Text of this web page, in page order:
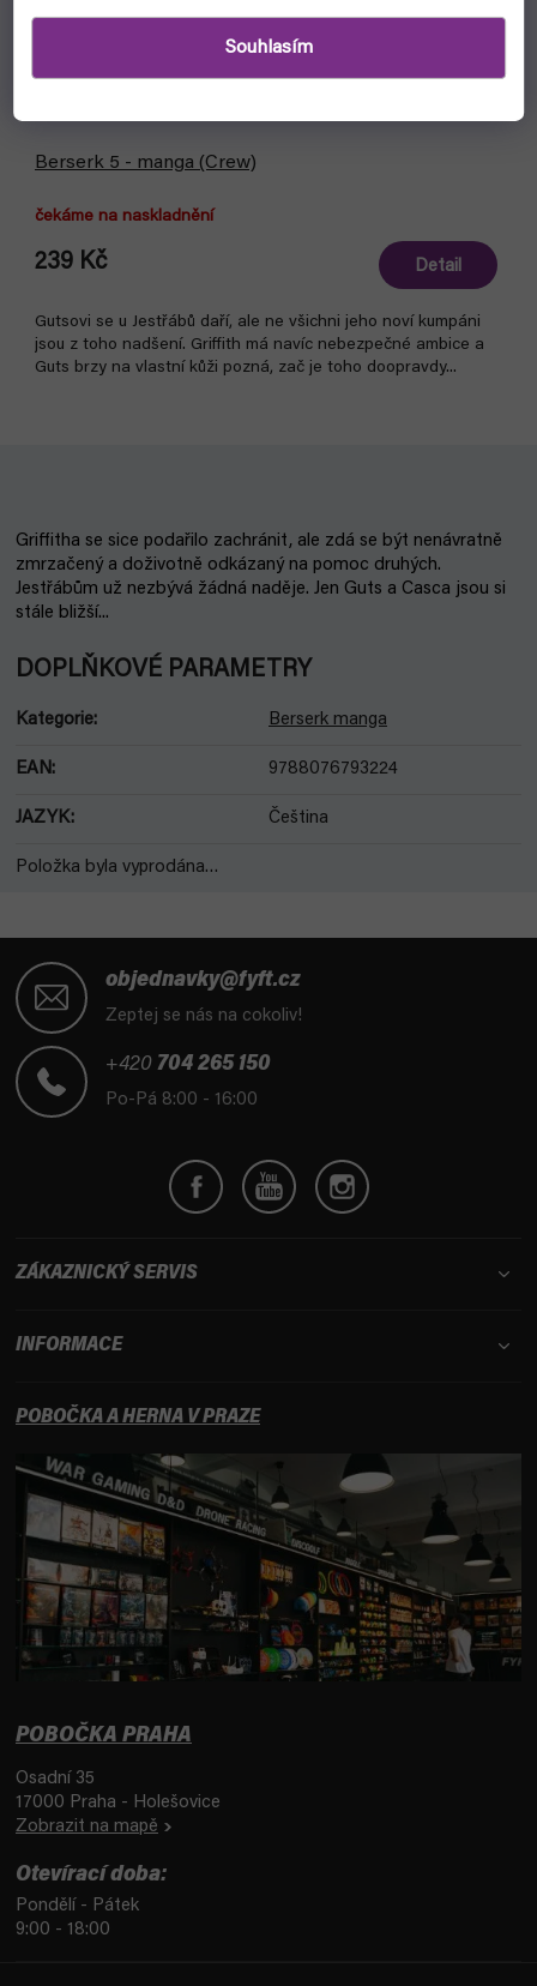
Souhlasím
Berserk 5 - manga (Crew)
čekáme na naskladnění
239 Kč Detail
Gutsovi se u Jestřábů daří, ale ne všichni jeho noví kumpáni
jsou z toho nadšení. Griffith má navíc nebezpečné ambice a
Guts brzy na vlastní kůži pozná, zač je toho doopravdy...
Griffitha se sice podařilo zachránit, ale zdá se být nenávratně
zmrzačený a doživotně odkázaný na pomoc druhých.
Jestřábům už nezbývá žádná naděje. Jen Guts a Casca jsou si
stále bližší...
DOPLŇKOVÉ PARAMETRY
Kategorie: Berserk manga
EAN: 9788076793224
JAZYK: Čeština
Položka byla vyprodána…
objednavky@fyft.cz
Zeptej se nás na cokoliv!
+420 704 265 150
Po-Pá 8:00 - 16:00
ZÁKAZNICKÝ SERVIS
INFORMACE
POBOČKA A HERNA V PRAZE
POBOČKA PRAHA
Osadní 35
17000 Praha - Holešovice
Zobrazit na mapě
Otevírací doba:
Pondělí - Pátek
9:00 - 18:00